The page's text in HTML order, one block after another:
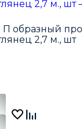
образный
2,7 м., шт